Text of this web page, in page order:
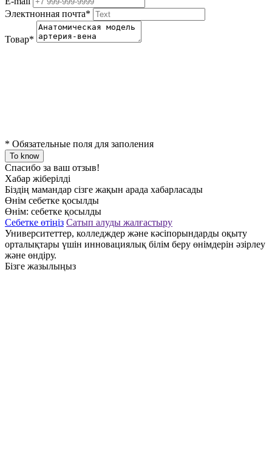
Электнонная почта*
Товар*
* Обязательные поля для заполения
To know
Спасибо за ваш отзыв!
Хабар жіберілді
Біздің мамандар сізге жақын арада хабарласады
Өнім себетке қосылды
Өнім: себетке қосылды
Себетке өтіңіз Сатып алуды жалғастыру
Университеттер, колледждер және кәсіпорындарды оқыту
орталықтары үшін инновациялық білім беру өнімдерін әзірлеу
және өндіру.
Бізге жазылыңыз